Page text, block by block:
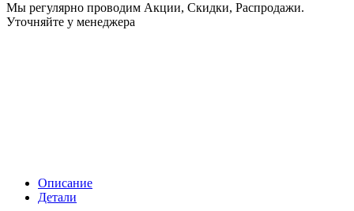
Мы регулярно проводим Акции, Скидки, Распродажи.
Уточняйте у менеджера
Описание
Детали